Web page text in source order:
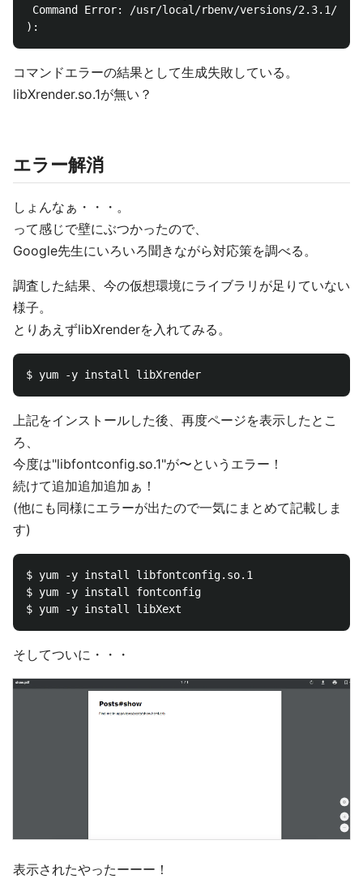
Command Error: /usr/local/rbenv/versions/2.3.1/
コマンドエラーの結果として生成失敗している。
libXrender.so.1が無い？
エラー解消
しょんなぁ・・・。
って感じで壁にぶつかったので、
Google先生にいろいろ聞きながら対応策を調べる。
調査した結果、今の仮想環境にライブラリが足りていない
様子。
とりあえずlibXrenderを入れてみる。
上記をインストールした後、再度ページを表示したとこ
ろ、
今度は"libfontconfig.so.1"が〜というエラー！
続けて追加追加追加ぁ！
(他にも同様にエラーが出たので一気にまとめて記載しま
す)
$ yum -y install libfontconfig.so.1
$ yum -y install fontconfig
そしてついに・・・
表示されたやったーーー！